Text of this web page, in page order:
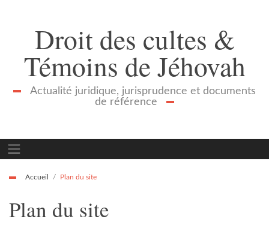
Droit des cultes &
Témoins de Jéhovah
Actualité juridique, jurisprudence et documents
de référence
Accueil Plan du site
Plan du site